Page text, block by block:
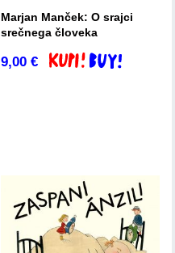
Marjan Manček: O srajci
srečnega človeka
9,00€ Dodaj v košarico